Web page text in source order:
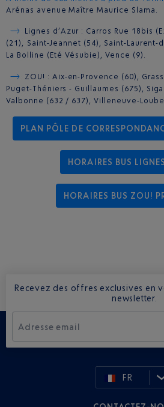
Arénas avenue Maître Maurice Slama.
Lignes d’Azur : Carros Rue 18bis
(21), Saint-Jeannet (54), Saint-Laurent-
La Bolline (Eté Vésubie), Vence (9).
ZOU! : Aix-en-Provence (60),
Puget-Théniers - Guillaumes (675),
Valbonne (632 / 637), Villeneuve-
PLAN PÔLE DE
HORAIRES BUS
HORAIRES BUS ZOU!
Recevez des offres exclusives en
newsletter.
Adresse email
FR